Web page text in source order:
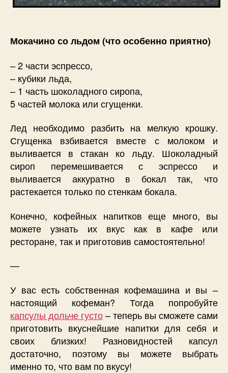
Мокачино со льдом (что особенно приятно)
– 2 части эспрессо,
– кубики льда,
– 1 часть шоколадного сиропа,
5 частей молока или сгущенки.
Лед необходимо разбить на мелкую крошку.
Сгущенка взбивается вместе с молоком и
выливается в стакан ко льду. Шоколадный
сироп перемешивается с эспрессо и
выливается аккуратно в бокал так, что
растекается только по стенкам бокала.
Конечно, кофейных напитков еще много, вы
можете узнать их вкус как в кафе или
ресторане, так и приготовив самостоятельно!
—
У вас есть собственная кофемашина и вы –
настоящий кофеман? Тогда попробуйте
капсулы дольче густо– теперь вы сможете сами
приготовить вкуснейшие напитки для себя и
своих близких! Разновидностей капсул
достаточно, поэтому вы можете выбрать
именно то, что вам по вкусу!